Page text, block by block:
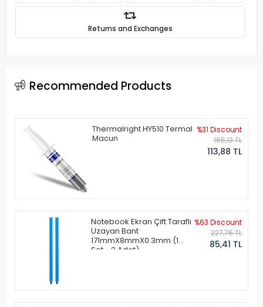
Returns and Exchanges
Recommended Products
Thermalright HY510 Termal
Macun
%31 Discount
165,13 TL
113,88 TL
Notebook Ekran Çift Taraflı
Uzayan Bant
171mmX8mmX0.3mm (1
Set - 2 Adet)
%63 Discount
227,76 TL
85,41 TL